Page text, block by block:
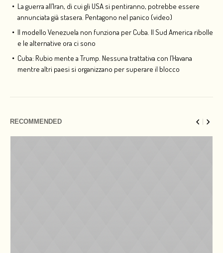
La guerra all’Iran, di cui gli USA si pentiranno, potrebbe essere
annunciata già stasera. Pentagono nel panico (video)
Il modello Venezuela non funziona per Cuba. Il Sud America ribolle
e le alternative ora ci sono
Cuba: Rubio mente a Trump. Nessuna trattativa con l’Havana
mentre altri paesi si organizzano per superare il blocco
RECOMMENDED